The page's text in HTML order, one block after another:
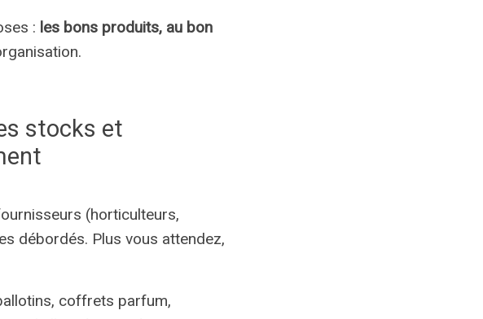
: les bons produits, au bon
stocks et
(horticulteurs,
débordés. Plus vous attendez,
coffrets parfum,